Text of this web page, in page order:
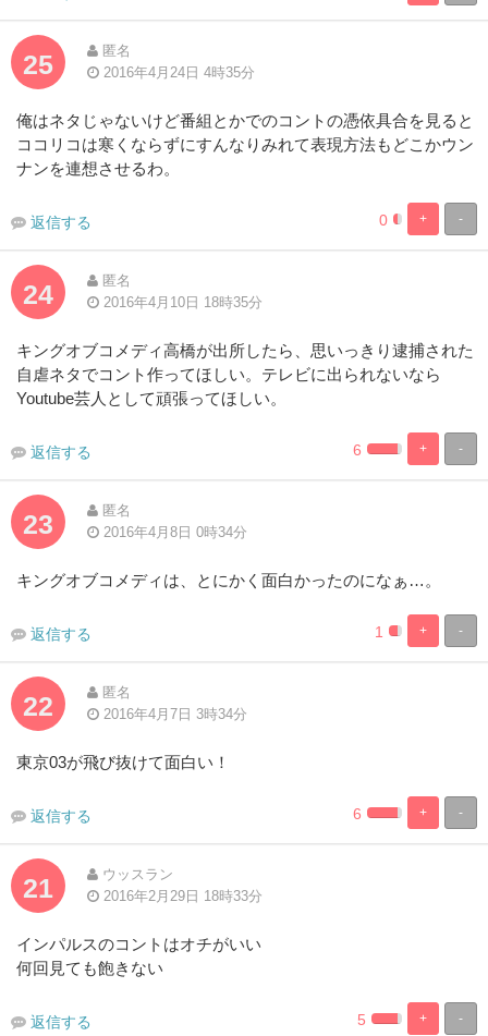
25
匿名
2016年4月24日 4時35分
俺はネタじゃないけど番組とかでのコントの憑依具合を見ると
ココリコは寒くならずにすんなりみれて表現方法もどこかウン
ナンを連想させるわ。
-
+
0
返信する
24
匿名
2016年4月10日 18時35分
キングオブコメディ高橋が出所したら、思いっきり逮捕された
自虐ネタでコント作ってほしい。テレビに出られないなら
Youtube芸人として頑張ってほしい。
-
+
6
返信する
23
匿名
2016年4月8日 0時34分
キングオブコメディは、とにかく面白かったのになぁ…。
-
+
1
返信する
22
匿名
2016年4月7日 3時34分
東京03が飛び抜けて面白い！
-
+
6
返信する
21
ウッスラン
2016年2月29日 18時33分
インパルスのコントはオチがいい
何回見ても飽きない
-
+
5
返信する